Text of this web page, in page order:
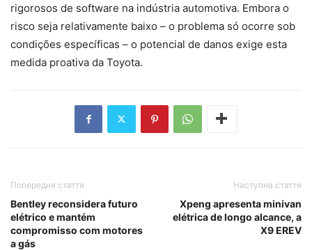
rigorosos de software na indústria automotiva. Embora o
risco seja relativamente baixo – o problema só ocorre sob
condições específicas – o potencial de danos exige esta
medida proativa da Toyota.
Попередня стаття
Bentley reconsidera futuro
elétrico e mantém
compromisso com motores
a gás
Наступна стаття
Xpeng apresenta minivan
elétrica de longo alcance, a
X9 EREV